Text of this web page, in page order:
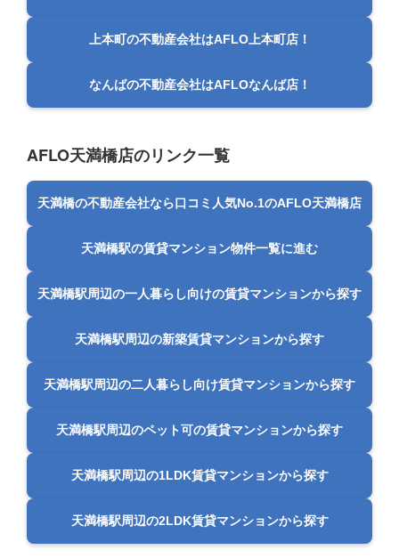
上本町の不動産会社はAFLO上本町店！
なんばの不動産会社はAFLOなんば店！
AFLO天満橋店のリンク一覧
天満橋の不動産会社なら口コミ人気No.1のAFLO天満橋店
天満橋駅の賃貸マンション物件一覧に進む
天満橋駅周辺の一人暮らし向けの賃貸マンションから探す
天満橋駅周辺の新築賃貸マンションから探す
天満橋駅周辺の二人暮らし向け賃貸マンションから探す
天満橋駅周辺のペット可の賃貸マンションから探す
天満橋駅周辺の1LDK賃貸マンションから探す
天満橋駅周辺の2LDK賃貸マンションから探す